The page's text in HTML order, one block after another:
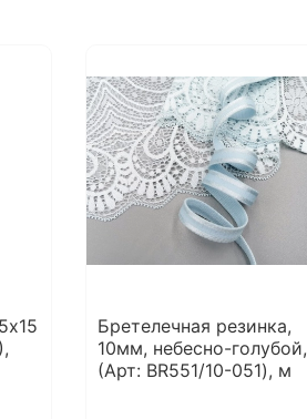
Бретелечная резинка,
10мм, небесно-голубой,
(Арт: BR551/10-051), м